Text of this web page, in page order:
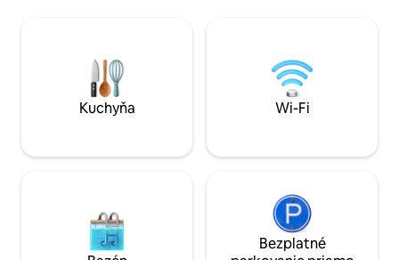
Nachádza sa na súkromnom pozemku.
1,5 míle od Hay-on-Wye vo vidieckej, ale
prístupnej oblasti na celoročné
prestávky. Súkromné parkovisko. Psy sú
veľkú záhradu s
vybavenú
kompletnú
Kuchyňa Wi-Fi
Bezplatné